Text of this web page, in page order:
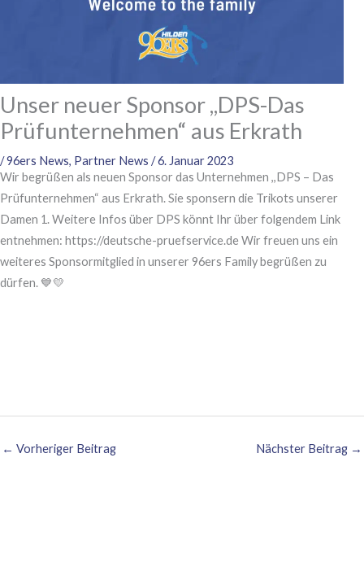
Unser neuer Sponsor ,,DPS-Das
Prüfunternehmen“ aus Erkrath
/96ers News, Partner News /6. Januar 2023
Wir begrüßen als neuen Sponsor das Unternehmen ,,DPS – Das
Prüfunternehmen“ aus Erkrath. Sie sponsern die Trikots unserer
Damen 1. Weitere Infos über DPS könnt Ihr über folgendem Link
entnehmen: https://deutsche-pruefservice.de Wir freuen uns ein
weiteres Sponsormitglied in unserer 96ers Family begrüßen zu
dürfen. 💙💛
← Vorheriger Beitrag Nächster Beitrag →